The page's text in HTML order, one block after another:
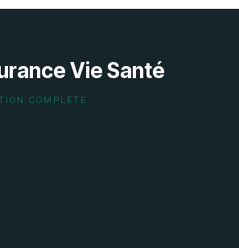
Vie Santé
COMPLÈTE